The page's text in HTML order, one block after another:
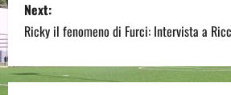
t
n
Next:
Ricky il fenomeno di Furci: Intervista a